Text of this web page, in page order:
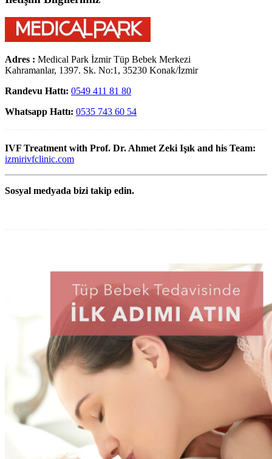
Adres : Medical Park İzmir Tüp Bebek Merkezi
Kahramanlar, 1397. Sk. No:1, 35230 Konak/İzmir
Randevu Hattı: 0549 411 81 80
Whatsapp Hattı: 0535 743 60 54
IVF Treatment with Prof. Dr. Ahmet Zeki Işık and his Team:
izmirivfclinic.com
Sosyal medyada bizi takip edin.